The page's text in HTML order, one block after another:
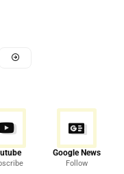
Google News
Follow